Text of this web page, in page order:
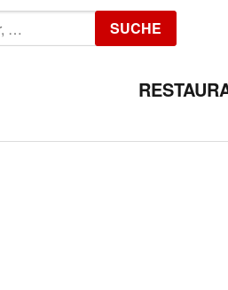
SUCHE